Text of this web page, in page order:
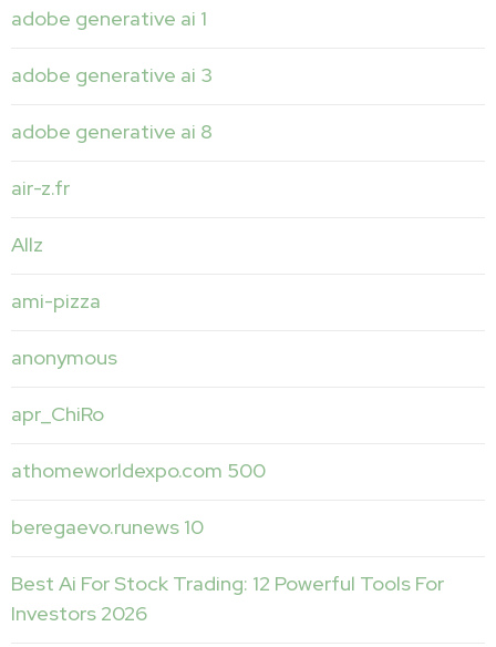
adobe generative ai 1
adobe generative ai 3
adobe generative ai 8
air-z.fr
Allz
ami-pizza
anonymous
apr_ChiRo
athomeworldexpo.com 500
beregaevo.runews 10
Best Ai For Stock Trading: 12 Powerful Tools For
Investors 2026